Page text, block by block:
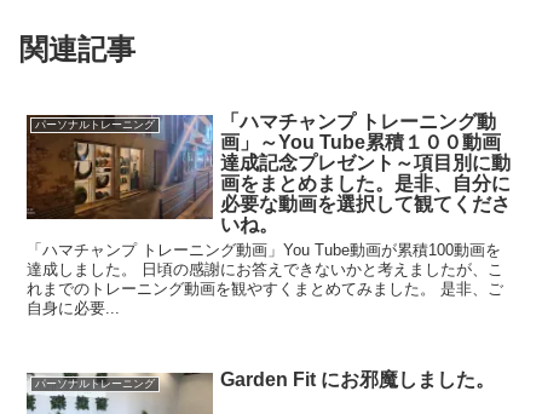
関連記事
パーソナルトレーニング
「ハマチャンプ トレーニング動
画」～You Tube累積１００動画
達成記念プレゼント～項目別に動
画をまとめました。是非、自分に
必要な動画を選択して観てくださ
いね。
「ハマチャンプ トレーニング動画」You Tube動画が累積100動画を
達成しました。 日頃の感謝にお答えできないかと考えましたが、こ
れまでのトレーニング動画を観やすくまとめてみました。 是非、ご
自身に必要...
パーソナルトレーニング Garden Fit にお邪魔しました。